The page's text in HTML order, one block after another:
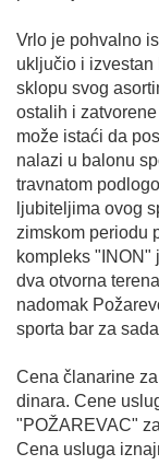
Vrlo je pohvalno
uključio i izvestan
sklopu svog
ostalih i
može istaći da
nalazi u balonu
travnatom
ljubiteljima ovog
zimskom periodu
kompleks "INON"
dva otvorna
nadomak
sporta bar za
Cena članarine
dinara. Cene
"POŽAREVAC"
Cena usluga